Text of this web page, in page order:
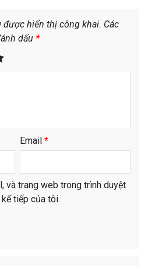
được hiển thị công khai. Các
dấu *
Email *
và trang web trong trình duyệt
tiếp của tôi.